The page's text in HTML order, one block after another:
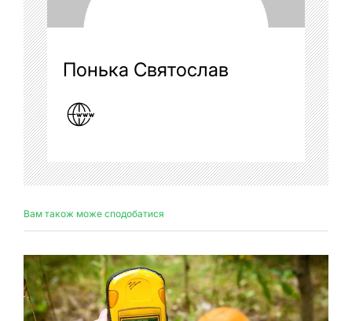
Понька Святослав
Вам також може сподобатися